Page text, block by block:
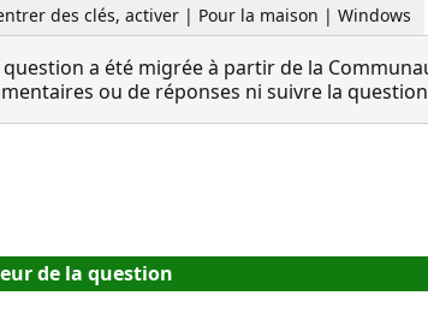
des clés, activer | Pour la maison | Windows
question a été migrée à partir de la
ou de réponses ni suivre la
de la question